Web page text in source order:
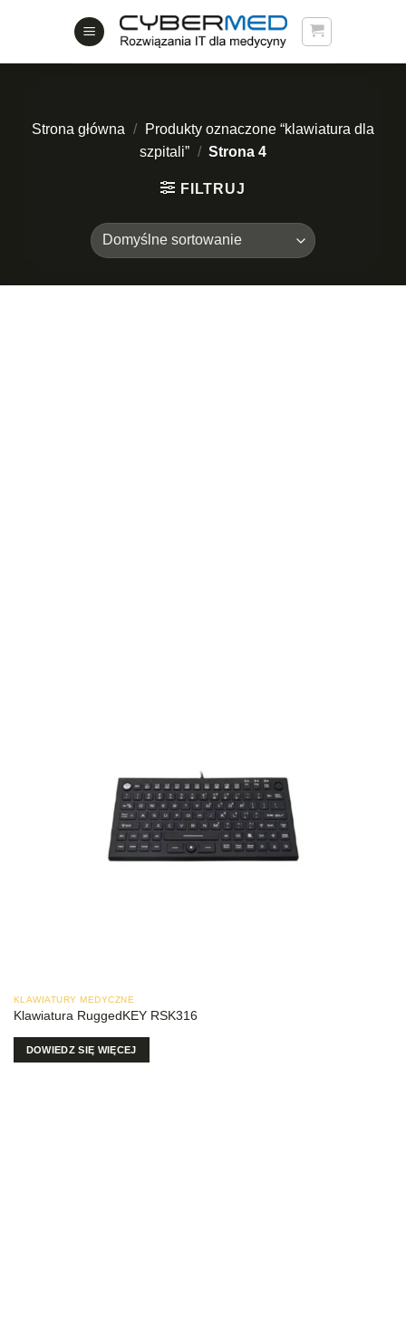
Strona główna /
Produkty oznaczone “klawiatura dla
szpitali” / Strona 4
FILTRUJ
KLAWIATURY MEDYCZNE
Klawiatura RuggedKEY RSK316
DOWIEDZ SIĘ WIĘCEJ